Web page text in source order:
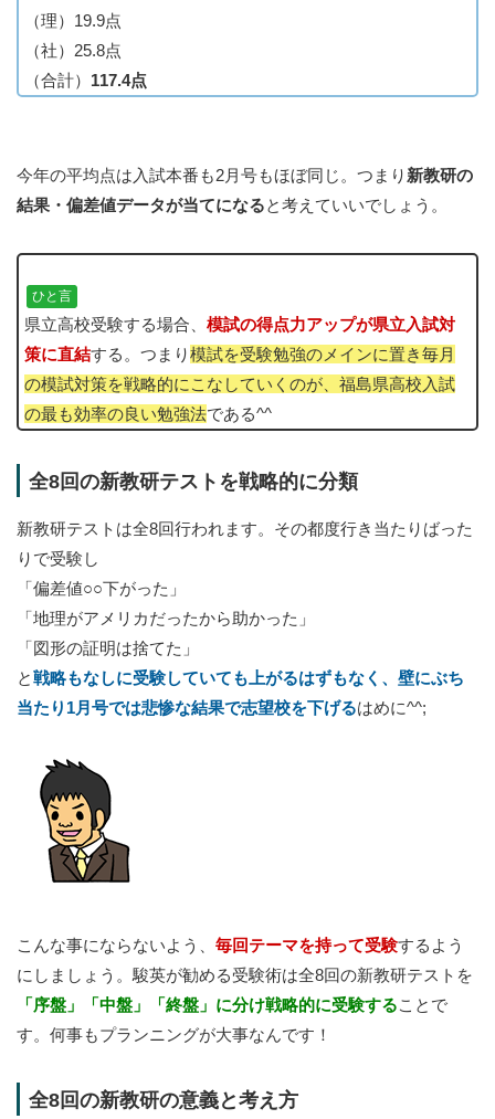
（理）19.9点
（社）25.8点
（合計） 117.4点
今年の平均点は入試本番も2月号もほぼ同じ。つまり 新教研の
結果・偏差値データが当てになると考えていいでしょう。
ひと言
県立高校受験する場合、 模試の得点力アップが県立入試対
策に直結する。つまり模試を受験勉強のメインに置き毎月
の模試対策を戦略的にこなしていくのが、福島県高校入試
の最も効率の良い勉強法である^^
全8回の新教研テストを戦略的に分類
新教研テストは全8回行われます。その都度行き当たりばった
りで受験し
「偏差値○○下がった」
「地理がアメリカだったから助かった」
「図形の証明は捨てた」
と戦略もなしに受験していても上がるはずもなく、壁にぶち
当たり1月号では悲惨な結果で志望校を下げるはめに^^;
こんな事にならないよう、 毎回テーマを持って受験するよう
にしましょう。駿英が勧める受験術は全8回の新教研テストを
「序盤」「中盤」「終盤」に分け戦略的に受験することで
す。何事もプランニングが大事なんです！
全8回の新教研の意義と考え方